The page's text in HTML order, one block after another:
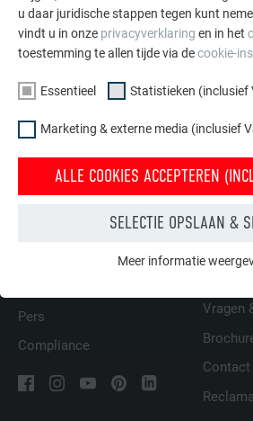
TERUG
FAMILIEBEDRIJF | PREFA
Pers
Compliance
WIJ
Vragen
Contact
u daar juridische stappen tegen kunt
vindt u in onze privacyverklaring en in het
toestemming te allen tijde via decookie-
Essentieel Statistieken (inclusief
Marketing & externe media (inclusief
ALLE COOKIES ACCEPTEREN
SELECTIE OPSLAAN &
van de website. Hierdoor wordt
onberispelijk werkt.
Cookie-informatie
STATISTIEKEN (INCLUSIEF VS-DIENSTEN)
Meer informatie